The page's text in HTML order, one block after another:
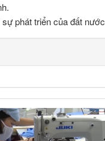
phát triển của đất nước